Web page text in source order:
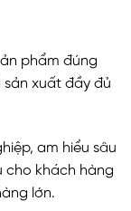
phẩm đúng
xuất đầy đủ
am hiểu sâu
cho khách hàng
lớn.